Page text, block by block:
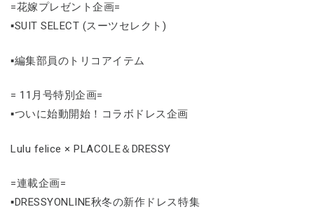
=花嫁プレゼント企画=
▪SUIT SELECT (スーツセレクト)
▪編集部員のトリコアイテム
= 11月号特別企画=
▪ついに始動開始！コラボドレス企画
Lulu felice × PLACOLE＆DRESSY
=連載企画=
▪DRESSYONLINE秋冬の新作ドレス特集